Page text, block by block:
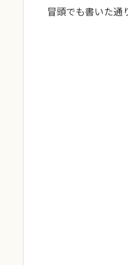
冒頭でも書いた通